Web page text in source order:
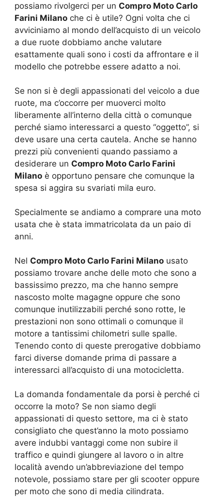
possiamo rivolgerci per un Compro Moto Carlo
Farini Milano che ci è utile? Ogni volta che ci
avviciniamo al mondo dell’acquisto di un veicolo
a due ruote dobbiamo anche valutare
esattamente quali sono i costi da affrontare e il
modello che potrebbe essere adatto a noi.
Se non si è degli appassionati del veicolo a due
ruote, ma c’occorre per muoverci molto
liberamente all’interno della città o comunque
perché siamo interessarci a questo “oggetto”, si
deve usare una certa cautela. Anche se hanno
prezzi più convenienti quando passiamo a
desiderare un Compro Moto Carlo Farini
Milano è opportuno pensare che comunque la
spesa si aggira su svariati mila euro.
Specialmente se andiamo a comprare una moto
usata che è stata immatricolata da un paio di
anni.
Nel Compro Moto Carlo Farini Milano usato
possiamo trovare anche delle moto che sono a
bassissimo prezzo, ma che hanno sempre
nascosto molte magagne oppure che sono
comunque inutilizzabili perché sono rotte, le
prestazioni non sono ottimali o comunque il
motore a tantissimi chilometri sulle spalle.
Tenendo conto di queste prerogative dobbiamo
farci diverse domande prima di passare a
interessarci all’acquisto di una motocicletta.
La domanda fondamentale da porsi è perché ci
occorre la moto? Se non siamo degli
appassionati di questo settore, ma ci è stato
consigliato che quest’anno la moto possiamo
avere indubbi vantaggi come non subire il
traffico e quindi giungere al lavoro o in altre
località avendo un’abbreviazione del tempo
notevole, possiamo stare per gli scooter oppure
per moto che sono di media cilindrata.